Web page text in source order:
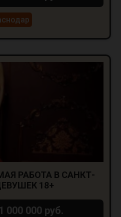
РАБОТА В САНКТ-
18+
000 000 руб.